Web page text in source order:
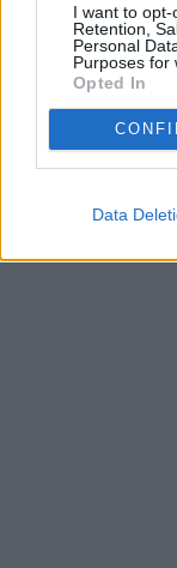
I want to opt-
Retention,
Personal
Purposes for
Opted In
Data